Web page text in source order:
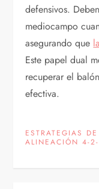
defensivos.
mediocampo
asegurando que
Este papel dual
recuperar el
efectiva.
ESTRATEGIAS
ALINEACIÓN 4-